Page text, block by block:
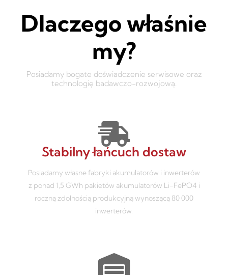
Dlaczego właśnie
my?
Posiadamy bogate doświadczenie serwisowe oraz
technologię badawczo-rozwojową.
Stabilny łańcuch dostaw
Posiadamy własne fabryki akumulatorów i inwerterów
z ponad 1,5 GWh pakietów akumulatorów Li-FePO4 i
roczną zdolnością produkcyjną wynoszącą 80 000
inwerterów.